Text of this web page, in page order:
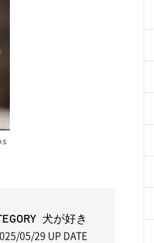
犬が好き
05/29 UP DATE